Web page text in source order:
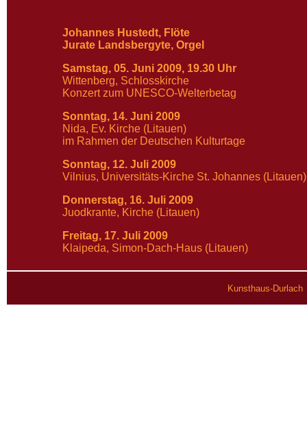
Johannes Hustedt, Flöte
Jurate Landsbergyte, Orgel
Samstag, 05. Juni 2009, 19.30 Uhr
Wittenberg, Schlosskirche
Konzert zum UNESCO-Welterbetag
Sonntag, 14. Juni 2009
Nida, Ev. Kirche (Litauen)
im Rahmen der Deutschen Kulturtage
Sonntag, 12. Juli 2009
Vilnius, Universitäts-Kirche St. Johannes (Litauen)
Donnerstag, 16. Juli 2009
Juodkrante, Kirche (Litauen)
Freitag, 17. Juli 2009
Klaipeda, Simon-Dach-Haus (Litauen)
Kunsthaus-Durlach